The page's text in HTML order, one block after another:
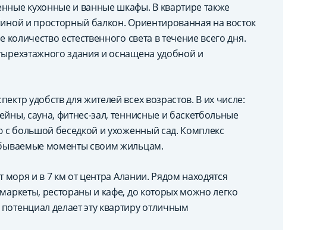
кухонные и ванные шкафы. В квартире также
и просторный балкон. Ориентированная на восток
естественного света в течение всего дня.
здания и оснащена удобной и
удобств для жителей всех возрастов. В их числе:
сауна, фитнес-зал, теннисные и баскетбольные
с большой беседкой и ухоженный сад. Комплекс
моменты своим жильцам.
моря и в 7 км от центра Алании. Рядом находятся
рестораны и кафе, до которых можно легко
делает эту квартиру отличным